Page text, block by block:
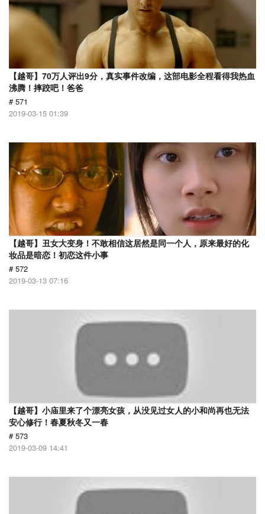
【越哥】70万人评出9分，真实事件改编，这部电影全程看得我热血
沸腾！摔跤吧！爸爸
# 571
2019-03-15 01:39
【越哥】丑女大变身！不敢相信这居然是同一个人，原来最好的化
妆品是暗恋！初恋这件小事
# 572
2019-03-13 07:16
【越哥】小庙里来了个漂亮女孩，从没见过女人的小和尚再也无法
安心修行！春夏秋冬又一春
# 573
2019-03-09 14:41